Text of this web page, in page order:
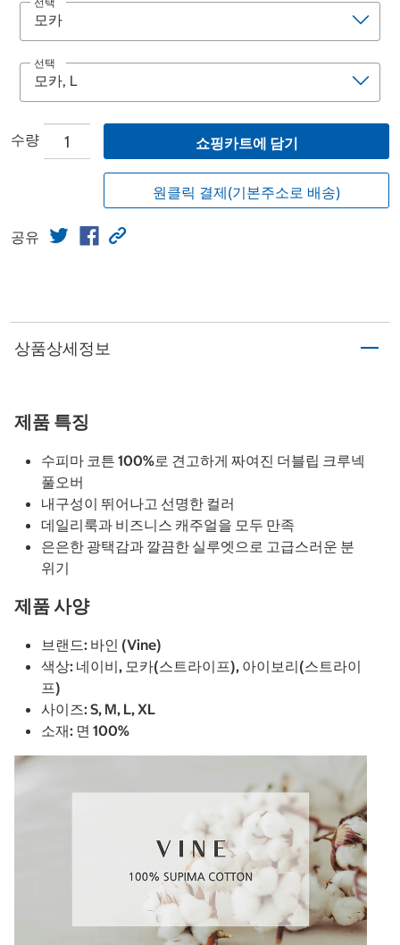
선택
선택
수량 쇼핑카트에 담기
원클릭 결제(기본주소로 배송)
공유
상품상세정보
제품 특징
수피마 코튼 100%로 견고하게 짜여진 더블립 크루넥
풀오버
내구성이 뛰어나고 선명한 컬러
데일리룩과 비즈니스 캐주얼을 모두 만족
은은한 광택감과 깔끔한 실루엣으로 고급스러운 분
위기
제품 사양
브랜드: 바인 (Vine)
색상: 네이비, 모카(스트라이프), 아이보리(스트라이
프)
사이즈: S, M, L, XL
소재: 면 100%